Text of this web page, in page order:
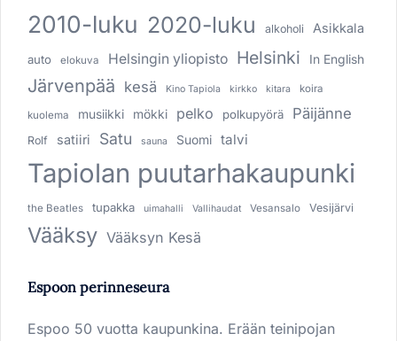
2010-luku 2020-luku alkoholi Asikkala
auto elokuva Helsingin yliopisto Helsinki In English
Järvenpää kesä Kino Tapiola kirkko kitara koira
kuolema musiikki mökki pelko polkupyörä Päijänne
Rolf satiiri Satu sauna Suomi talvi
Tapiolan puutarhakaupunki
the Beatles tupakka uimahalli Vallihaudat Vesansalo Vesijärvi
Vääksy Vääksyn Kesä
Espoon perinneseura
Espoo 50 vuotta kaupunkina. Erään teinipojan